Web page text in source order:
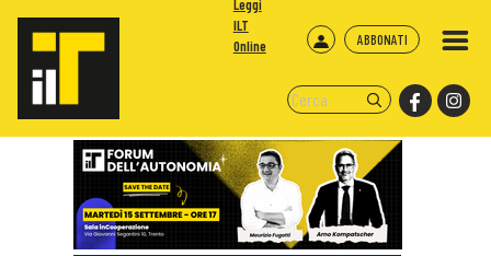
ABBONATI
Leggi
ILT
Online